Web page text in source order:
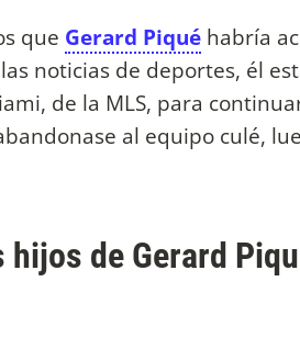
que Gerard Piqué habría
noticias de deportes, él
de la MLS, para
al equipo culé,
hijos de Gerard